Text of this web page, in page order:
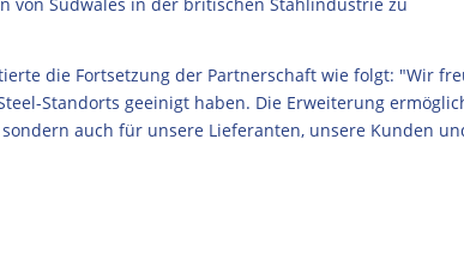
die Fortsetzung der Partnerschaft wie folgt: "Wir
Standorts geeinigt haben. Die Erweiterung
auch für unsere Lieferanten, unsere Kunden